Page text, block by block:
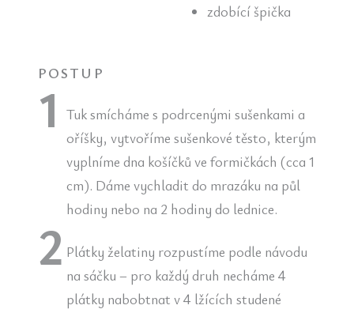
zdobící špička
POSTUP
Tuk smícháme s podrcenými sušenkami a
oříšky, vytvoříme sušenkové těsto, kterým
vyplníme dna košíčků ve formičkách (cca 1
cm). Dáme vychladit do mrazáku na půl
hodiny nebo na 2 hodiny do lednice.
Plátky želatiny rozpustíme podle návodu
na sáčku – pro každý druh necháme 4
plátky nabobtnat v 4 lžících studené